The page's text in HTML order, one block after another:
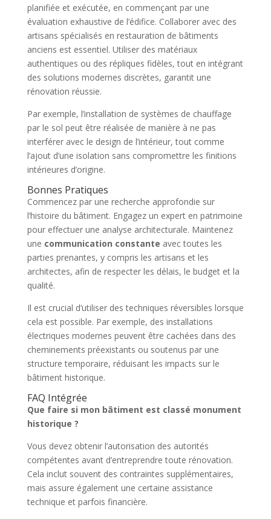
planifiée et exécutée, en commençant par une
évaluation exhaustive de l’édifice. Collaborer avec des
artisans spécialisés en restauration de bâtiments
anciens est essentiel. Utiliser des matériaux
authentiques ou des répliques fidèles, tout en intégrant
des solutions modernes discrètes, garantit une
rénovation réussie.
Par exemple, l’installation de systèmes de chauffage
par le sol peut être réalisée de manière à ne pas
interférer avec le design de l’intérieur, tout comme
l’ajout d’une isolation sans compromettre les finitions
intérieures d’origine.
Bonnes Pratiques
Commencez par une recherche approfondie sur
l’histoire du bâtiment. Engagez un expert en patrimoine
pour effectuer une analyse architecturale. Maintenez
une communication constante avec toutes les
parties prenantes, y compris les artisans et les
architectes, afin de respecter les délais, le budget et la
qualité.
Il est crucial d’utiliser des techniques réversibles lorsque
cela est possible. Par exemple, des installations
électriques modernes peuvent être cachées dans des
cheminements préexistants ou soutenus par une
structure temporaire, réduisant les impacts sur le
bâtiment historique.
FAQ Intégrée
Que faire si mon bâtiment est classé monument
historique ?
Vous devez obtenir l’autorisation des autorités
compétentes avant d’entreprendre toute rénovation.
Cela inclut souvent des contraintes supplémentaires,
mais assure également une certaine assistance
technique et parfois financière.